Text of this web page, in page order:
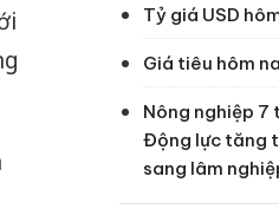
Tỷ giá USD
Giá tiêu hôm
Nông nghiệp 7
Động lực tăng
sang lâm